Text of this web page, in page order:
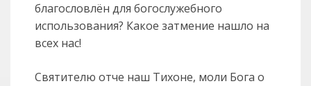
благословлён для богослужебного
использования? Какое затмение нашло на
всех нас!
Святителю отче наш Тихоне, моли Бога о